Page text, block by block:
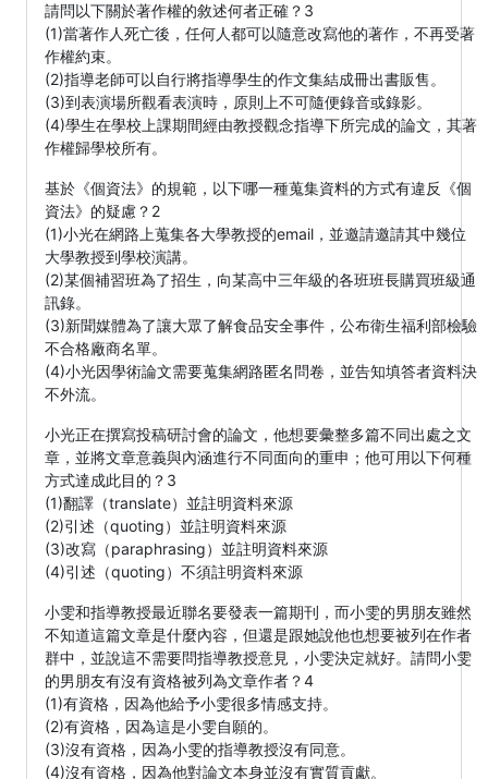
請問以下關於著作權的敘述何者正確？3
(1)當著作人死亡後，任何人都可以隨意改寫他的著作，不再受著
作權約束。
(2)指導老師可以自行將指導學生的作文集結成冊出書販售。
(3)到表演場所觀看表演時，原則上不可隨便錄音或錄影。
(4)學生在學校上課期間經由教授觀念指導下所完成的論文，其著
作權歸學校所有。
基於《個資法》的規範，以下哪一種蒐集資料的方式有違反《個
資法》的疑慮？2
(1)小光在網路上蒐集各大學教授的email，並邀請邀請其中幾位
大學教授到學校演講。
(2)某個補習班為了招生，向某高中三年級的各班班長購買班級通
訊錄。
(3)新聞媒體為了讓大眾了解食品安全事件，公布衛生福利部檢驗
不合格廠商名單。
(4)小光因學術論文需要蒐集網路匿名問卷，並告知填答者資料決
不外流。
小光正在撰寫投稿研討會的論文，他想要彙整多篇不同出處之文
章，並將文章意義與內涵進行不同面向的重申；他可用以下何種
方式達成此目的？3
(1)翻譯（translate）並註明資料來源
(2)引述（quoting）並註明資料來源
(3)改寫（paraphrasing）並註明資料來源
(4)引述（quoting）不須註明資料來源
小雯和指導教授最近聯名要發表一篇期刊，而小雯的男朋友雖然
不知道這篇文章是什麼內容，但還是跟她說他也想要被列在作者
群中，並說這不需要問指導教授意見，小雯決定就好。請問小雯
的男朋友有沒有資格被列為文章作者？4
(1)有資格，因為他給予小雯很多情感支持。
(2)有資格，因為這是小雯自願的。
(3)沒有資格，因為小雯的指導教授沒有同意。
(4)沒有資格，因為他對論文本身並沒有實質貢獻。